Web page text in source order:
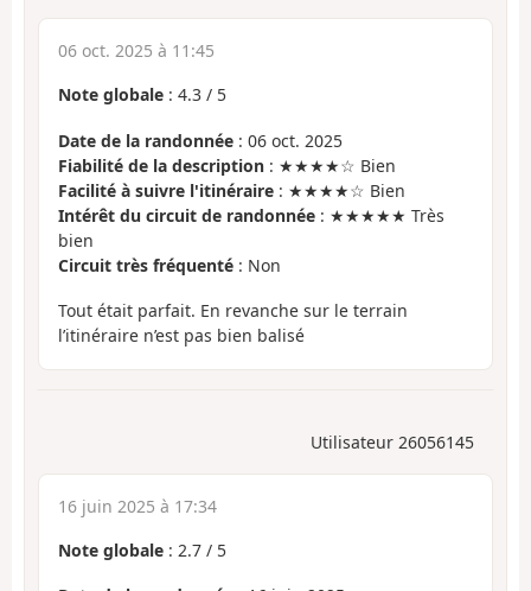
06 oct. 2025 à 11:45
Note globale : 4.3 / 5
Date de la randonnée : 06 oct. 2025
Fiabilité de la description : ★★★★☆ Bien
Facilité à suivre l'itinéraire : ★★★★☆ Bien
Intérêt du circuit de randonnée : ★★★★★ Très
bien
Circuit très fréquenté : Non
Tout était parfait. En revanche sur le terrain
l’itinéraire n’est pas bien balisé
Utilisateur 26056145
16 juin 2025 à 17:34
Note globale : 2.7 / 5